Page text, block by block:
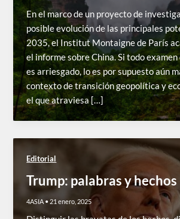
En el marco de un proyecto de
posible evolución de las principales
2035, el Institut Montaigne de París
el informe sobre China. Si todo
es arriesgado, lo es por supuesto aún
contexto de transición geopolítica y
el que atraviesa […]
Editorial
Trump: palabras y hechos
4ASIA • 21 enero, 2025